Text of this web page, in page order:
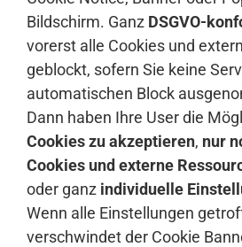
Bildschirm. Ganz DSGVO-
vorerst alle Cookies und
geblockt, sofern Sie keine
automatischen Block
Dann haben Ihre User die
Cookies zu akzeptieren, nur
Cookies und externe
oder ganz individuelle
Wenn alle Einstellungen
verschwindet der Cookie